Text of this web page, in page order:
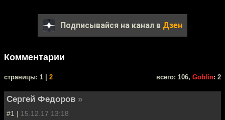
Подписывайся на канал в Дзен
Комментарии
cтраницы: 1 | 2 всего: 106, Goblin: 2
Сергей Федоров »
#1 | 15.12.17 13:18